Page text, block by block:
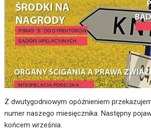
Z dwutygodniowym opóźnieniem
numer naszego miesięcznika. Następny
końcem września.